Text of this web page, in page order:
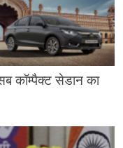
कॉम्पैक्ट सेडान का